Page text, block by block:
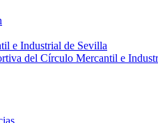
e Industrial de Sevilla
del Círculo Mercantil e